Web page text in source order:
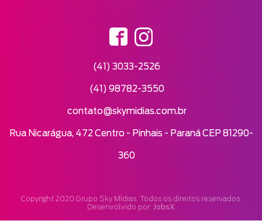
(41) 3033-2526
(41) 98782-3550
contato@skymidias.com.br
Rua Nicarágua, 472 Centro - Pinhais - Paraná CEP 81290-
360
Copyright 2020 Grupo Sky Mídias. Todos os direitos reservados.
Desenvolvido por: JobsX